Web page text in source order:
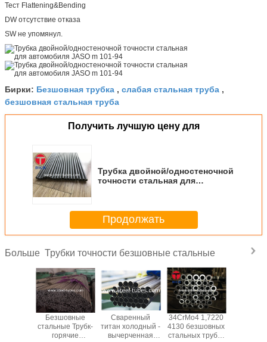
Тест Flattening&Bending
DW отсутствие отказа
SW не упомянул.
Бирки: Безшовная трубка , слабая стальная труба ,
безшовная стальная труба
Получить лучшую цену для
Трубка двойной/одностеночной
точности стальная для
Продолжать
Больше Трубки точности безшовные стальные
Безшовные
стальные Трубк-
горячие
Сваренный
титан холодный -
вычерченная
34CrMo4 1,7220
4130 безшовных
стальных трубок